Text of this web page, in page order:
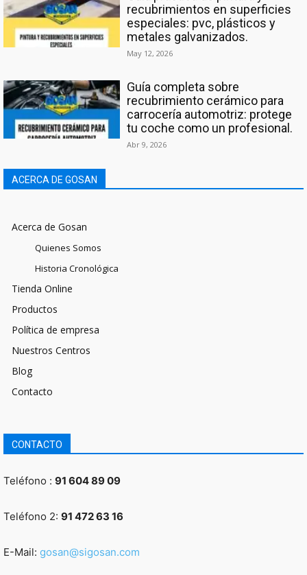
recubrimientos en superficies
especiales: pvc, plásticos y
metales galvanizados.
May 12, 2026
Guía completa sobre
recubrimiento cerámico para
carrocería automotriz: protege
tu coche como un profesional.
Abr 9, 2026
ACERCA DE GOSAN
Acerca de Gosan
Quienes Somos
Historia Cronológica
Tienda Online
Productos
Política de empresa
Nuestros Centros
Blog
Contacto
CONTACTO
Teléfono : 91 604 89 09
Teléfono 2: 91 472 63 16
E-Mail: gosan@sigosan.com